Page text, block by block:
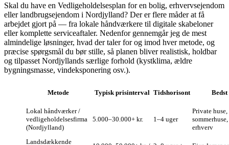
Skal du have en Vedligeholdelsesplan for en bolig, erhvervsejendom
eller landbrugsejendom i Nordjylland? Der er flere måder at få
arbejdet gjort på — fra lokale håndværkere til digitale skabeloner
eller komplette serviceaftaler. Nedenfor gennemgår jeg de mest
almindelige løsninger, hvad der taler for og imod hver metode, og
præcise spørgsmål du bør stille, så planen bliver realistisk, holdbar
og tilpasset Nordjyllands særlige forhold (kystklima, ældre
bygningsmasse, vindeksponering osv.).
Metode Typisk prisinterval Tidshorisont
Lokal håndværker /
vedligeholdelsesfirma
(Nordjylland)
5.000–30.000+ kr. 1–4 uger
Private huse,
erhverv
Landsdækkende